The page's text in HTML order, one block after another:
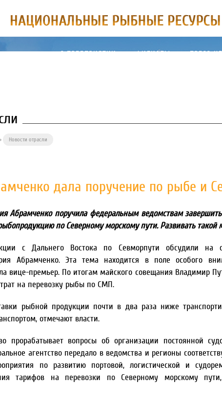
О ПРЕДПРИЯТИИ ФИЛИАЛЫ ПРЕСС-
Новости отрасли
дала поручение по рыбе и
Абрамченко поручила федеральным ведомствам завершить
по Северному морскому пути. Развивать такой
с Дальнего Востока по Севморпути обсудили на
Абрамченко. Эта тема находится в поле особого
вице-премьер. По итогам майского совещания Владимир
на перевозку рыбы по СМП.
рыбной продукции почти в два раза ниже
отмечают власти.
прорабатывает вопросы об организации постоянной
агентство передало в ведомства и регионы
по развитию портовой, логистической и
тарифов на перевозки по Северному морскому